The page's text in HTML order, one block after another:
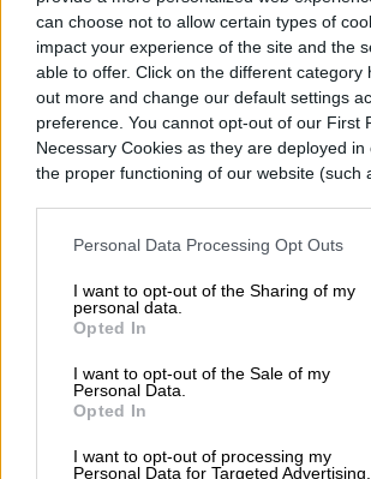
can choose not to allow certain types of
impact your experience of the site and the
able to offer. Click on the different category
out more and change our default settings
preference. You cannot opt-out of our First
Necessary Cookies as they are deployed
the proper functioning of our website (such
Personal Data Processing Opt Outs
I want to opt-out of the Sharing of my
personal data.
Opted In
I want to opt-out of the Sale of my
Personal Data.
Opted In
I want to opt-out of processing my
Personal Data for Targeted Advertising.
en Apple TV+, con el primer
viernes 17 de enero de 2025.
Diego
Senior Editor
Diego Bastarrica es Senior
Content en Digital Trends en
donde lidera la estrategia